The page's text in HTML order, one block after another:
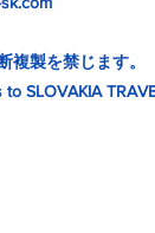
複製を禁じます。
to SLOVAKIA